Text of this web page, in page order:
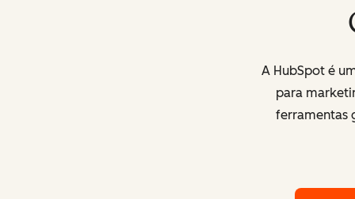
A HubSpot é
para
ferramentas